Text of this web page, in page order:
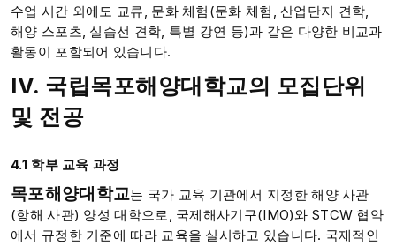
수업 시간 외에도 교류, 문화 체험(문화 체험, 산업단지 견학,
해양 스포츠, 실습선 견학, 특별 강연 등)과 같은 다양한 비교과
활동이 포함되어 있습니다.
IV. 국립목포해양대학교의 모집단위
및 전공
4.1 학부 교육 과정
목포해양대학교는 국가 교육 기관에서 지정한 해양 사관
(항해 사관) 양성 대학으로, 국제해사기구(IMO)와 STCW 협약
에서 규정한 기준에 따라 교육을 실시하고 있습니다. 국제적인